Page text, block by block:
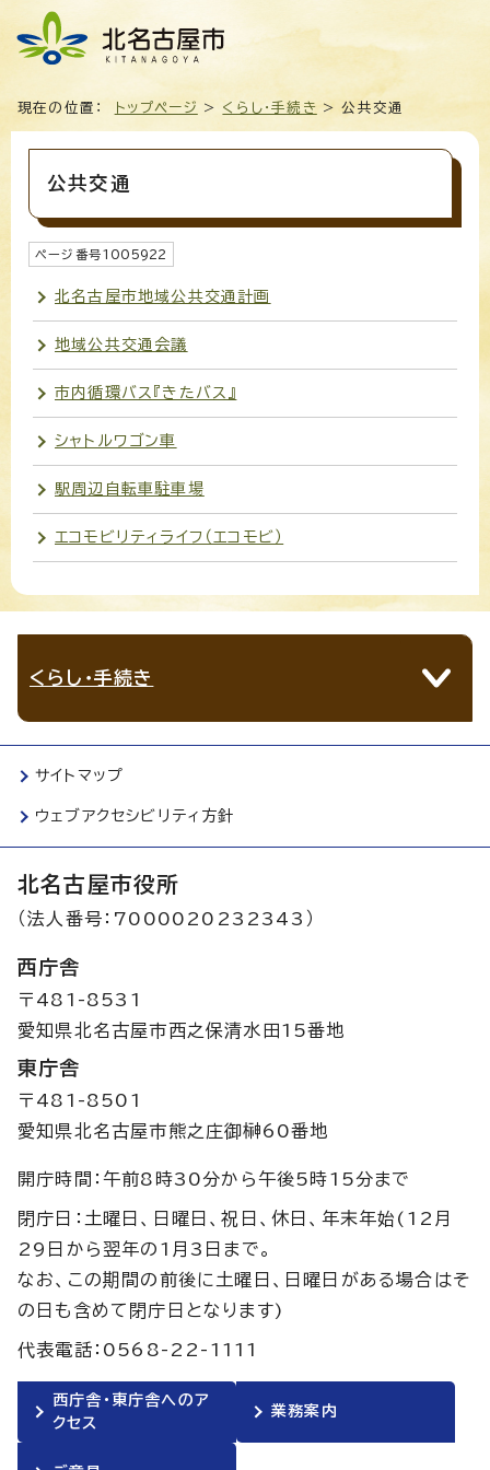
現在の位置： トップページ > くらし・手続き > 公共交通
公共交通
ページ番号1005922
北名古屋市地域公共交通計画
地域公共交通会議
市内循環バス『きたバス』
シャトルワゴン車
駅周辺自転車駐車場
エコモビリティライフ（エコモビ）
くらし・手続き
サイトマップ
ウェブアクセシビリティ方針
北名古屋市役所
（法人番号：7000020232343）
西庁舎
〒481-8531
愛知県北名古屋市西之保清水田15番地
東庁舎
〒481-8501
愛知県北名古屋市熊之庄御榊60番地
開庁時間：午前8時30分から午後5時15分まで
閉庁日：土曜日、日曜日、祝日、休日、年末年始(12月
29日から翌年の1月3日まで。
なお、この期間の前後に土曜日、日曜日がある場合はそ
の日も含めて閉庁日となります)
代表電話：0568-22-1111
西庁舎・東庁舎へのア
クセス
業務案内